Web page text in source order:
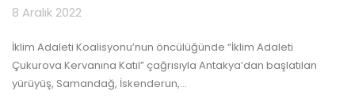
8 Aralık 2022
İklim Adaleti Koalisyonu’nun öncülüğünde “İklim Adaleti
Çukurova Kervanına Katıl” çağrısıyla Antakya’dan başlatılan
yürüyüş, Samandağ, İskenderun,…